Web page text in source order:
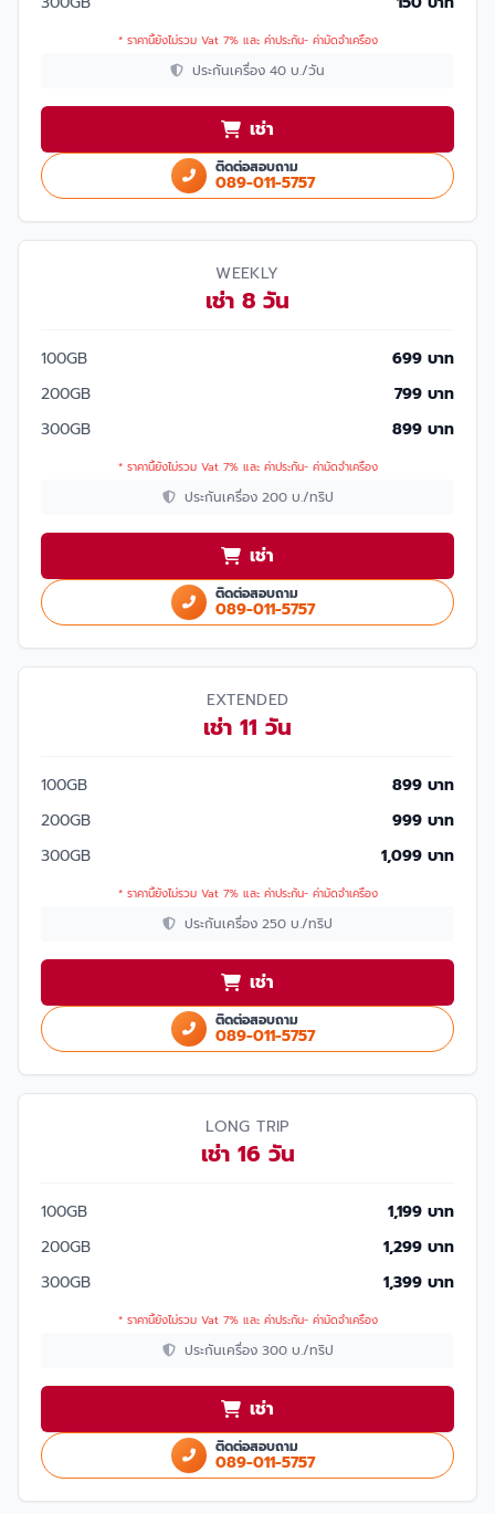
* ราคานี้ยังไม่รวม Vat 7% และ ค่าประกัน- ค่ามัดจำเครื่อง
ประกันเครื่อง 40 บ./วัน
เช่า
ติดต่อสอบถาม
089-011-5757
WEEKLY
เช่า 8 วัน
100GB
699 บาท
200GB
799 บาท
300GB
899 บาท
* ราคานี้ยังไม่รวม Vat 7% และ ค่าประกัน- ค่ามัดจำเครื่อง
ประกันเครื่อง 200 บ./ทริป
เช่า
ติดต่อสอบถาม
089-011-5757
EXTENDED
เช่า 11 วัน
100GB
899 บาท
200GB
999 บาท
300GB
1,099 บาท
* ราคานี้ยังไม่รวม Vat 7% และ ค่าประกัน- ค่ามัดจำเครื่อง
ประกันเครื่อง 250 บ./ทริป
เช่า
ติดต่อสอบถาม
089-011-5757
LONG TRIP
เช่า 16 วัน
100GB
1,199 บาท
200GB
1,299 บาท
300GB
1,399 บาท
* ราคานี้ยังไม่รวม Vat 7% และ ค่าประกัน- ค่ามัดจำเครื่อง
ประกันเครื่อง 300 บ./ทริป
เช่า
ติดต่อสอบถาม
089-011-5757